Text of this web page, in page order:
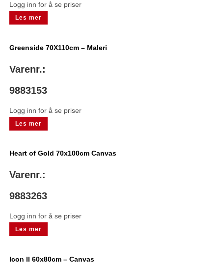
Logg inn for å se priser
Les mer
Greenside 70X110cm – Maleri
Varenr.:
9883153
Logg inn for å se priser
Les mer
Heart of Gold 70x100cm Canvas
Varenr.:
9883263
Logg inn for å se priser
Les mer
Icon II 60x80cm – Canvas